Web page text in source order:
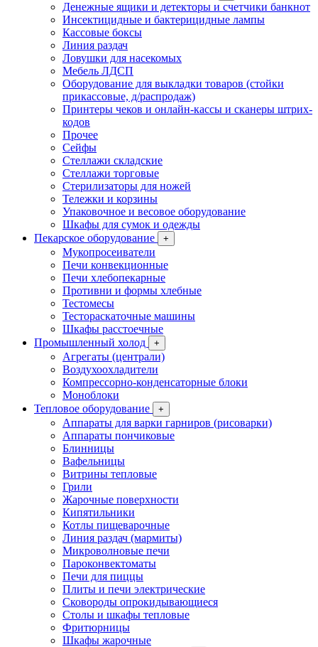
Денежные ящики и детекторы и счетчики банкнот
Инсектицидные и бактерицидные лампы
Кассовые боксы
Линия раздач
Ловушки для насекомых
Мебель ЛДСП
Оборудование для выкладки товаров (стойки
прикассовые, д/распродаж)
Принтеры чеков и онлайн-кассы и сканеры штрих-
кодов
Прочее
Сейфы
Стеллажи складские
Стеллажи торговые
Стерилизаторы для ножей
Тележки и корзины
Упаковочное и весовое оборудование
Шкафы для сумок и одежды
Пекарское оборудование
+
Мукопросеиватели
Печи конвекционные
Печи хлебопекарные
Противни и формы хлебные
Тестомесы
Тестораскаточные машины
Шкафы расстоечные
Промышленный холод
+
Агрегаты (централи)
Воздухоохладители
Компрессорно-конденсаторные блоки
Моноблоки
Тепловое оборудование
+
Аппараты для варки гарниров (рисоварки)
Аппараты пончиковые
Блинницы
Вафельницы
Витрины тепловые
Грили
Жарочные поверхности
Кипятильники
Котлы пищеварочные
Линия раздач (мармиты)
Микроволновые печи
Пароконвектоматы
Печи для пиццы
Плиты и печи электрические
Сковороды опрокидывающиеся
Столы и шкафы тепловые
Фритюрницы
Шкафы жарочные